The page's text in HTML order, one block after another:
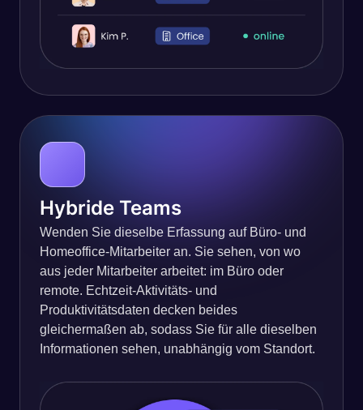
Hybride Teams
Wenden Sie dieselbe Erfassung auf Büro- und
Homeoffice-Mitarbeiter an. Sie sehen, von wo
aus jeder Mitarbeiter arbeitet: im Büro oder
remote. Echtzeit-Aktivitäts- und
Produktivitätsdaten decken beides
gleichermaßen ab, sodass Sie für alle dieselben
Informationen sehen, unabhängig vom Standort.